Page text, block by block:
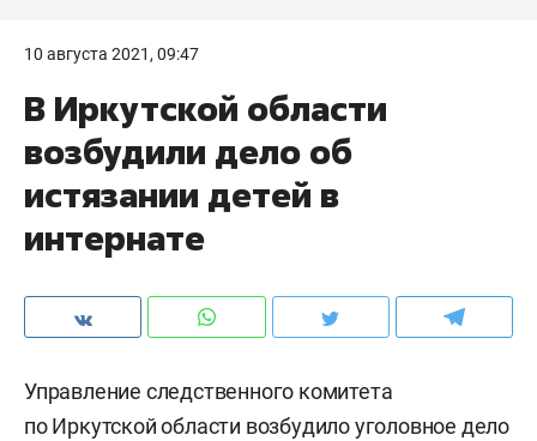
10 августа 2021, 09:47
В Иркутской области
возбудили дело об
истязании детей в
интернате
Управление следственного комитета
по Иркутской области возбудило уголовное дело